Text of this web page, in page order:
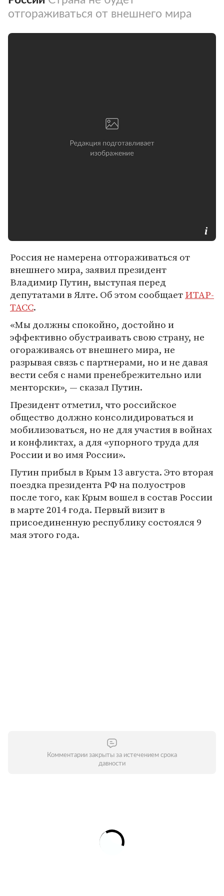
отгораживаться от внешнего мира
Россия не намерена отгораживаться от
внешнего мира, заявил президент
Владимир Путин, выступая перед
депутатами в Ялте. Об этом сообщаетИТАР-
ТАСС.
«Мы должны спокойно, достойно и
эффективно обустраивать свою страну, не
огораживаясь от внешнего мира, не
разрывая связь с партнерами, но и не давая
вести себя с нами пренебрежительно или
менторски», — сказал Путин.
Президент отметил, что российское
общество должно консолидироваться и
мобилизоваться, но не для участия в войнах
и конфликтах, а для «упорного труда для
России и во имя России».
Путин прибыл в Крым 13 августа. Это вторая
поездка президента РФ на полуостров
после того, как Крым вошел в состав России
в марте 2014 года. Первый визит в
присоединенную республику состоялся 9
мая этого года.
Комментарии закрыты за истечением срока
давности